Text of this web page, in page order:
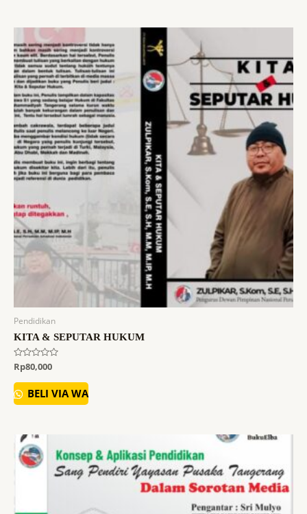
Pendidikan
KITA & SEPUTAR HUKUM
Dinilai
dari
5
Rp80,000
BELI VIA WA